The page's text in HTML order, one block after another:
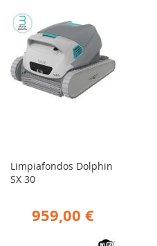
Limpiafondos Dolphin
SX 30
959,00 €